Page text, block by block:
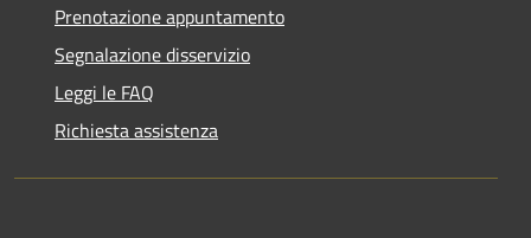
Prenotazione appuntamento
Segnalazione disservizio
Leggi le FAQ
Richiesta assistenza